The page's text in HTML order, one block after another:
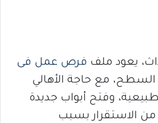
يعود ملف فرص عمل فى
مع حاجة الأهالي
وفتح أبواب جديدة
من الاستقرار بسبب